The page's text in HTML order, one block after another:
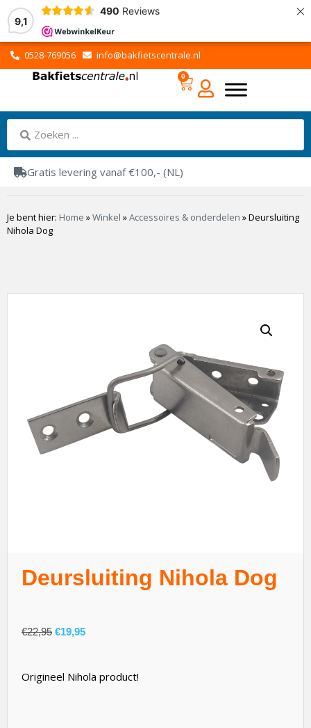
9,1
490 Reviews ×
0528-769056 info@bakfietscentrale.nl
0
Gratis levering vanaf €100,- (NL)
Je bent hier: Home »Winkel »Accessoires & onderdelen »Deursluiting
Nihola Dog
Deursluiting Nihola Dog
€22,95 €19,95
Origineel Nihola product!